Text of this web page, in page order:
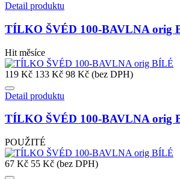
Detail produktu
TÍLKO ŠVÉD 100-BAVLNA orig
Hit měsíce
119 Kč 133 Kč 98 Kč (bez DPH)
Detail produktu
TÍLKO ŠVÉD 100-BAVLNA orig
POUŽITÉ
67 Kč 55 Kč (bez DPH)